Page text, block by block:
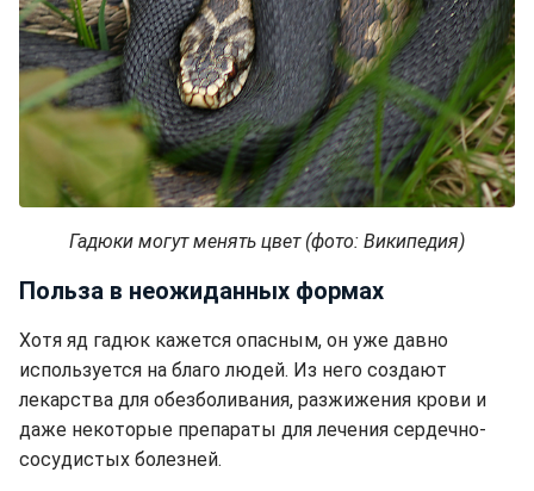
Гадюки могут менять цвет (фото: Википедия)
Польза в неожиданных формах
Хотя яд гадюк кажется опасным, он уже давно
используется на благо людей. Из него создают
лекарства для обезболивания, разжижения крови и
даже некоторые препараты для лечения сердечно-
сосудистых болезней.